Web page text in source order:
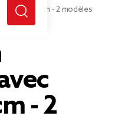
40x40cm - 2 modèles
- 2